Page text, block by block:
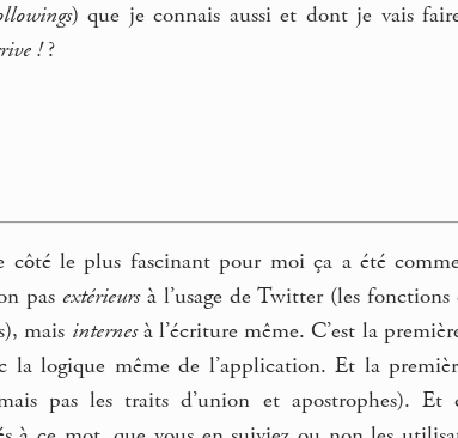
) que je connais aussi et dont je vais
!?
côté le plus fascinant pour moi ça a été
pasextérieursà l’usage de Twitter (les
mais internesà l’écriture même. C’est la
la logique même de l’application. Et la
pas les traits d’union et apostrophes).